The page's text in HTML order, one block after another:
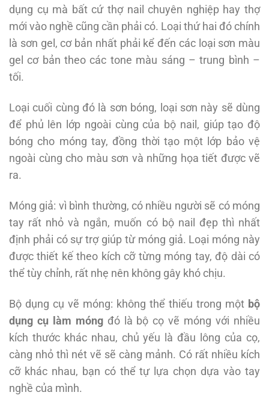
dụng cụ mà bất cứ thợ nail chuyên nghiệp hay thợ
mới vào nghề cũng cần phải có. Loại thứ hai đó chính
là sơn gel, cơ bản nhất phải kể đến các loại sơn màu
gel cơ bản theo các tone màu sáng – trung bình –
tối.
Loại cuối cùng đó là sơn bóng, loại sơn này sẽ dùng
để phủ lên lớp ngoài cùng của bộ nail, giúp tạo độ
bóng cho móng tay, đồng thời tạo một lớp bảo vệ
ngoài cùng cho màu sơn và những họa tiết được vẽ
ra.
Móng giả: vì bình thường, có nhiều người sẽ có móng
tay rất nhỏ và ngắn, muốn có bộ nail đẹp thì nhất
định phải có sự trợ giúp từ móng giả. Loại móng này
được thiết kế theo kích cỡ từng móng tay, độ dài có
thể tùy chỉnh, rất nhẹ nên không gây khó chịu.
Bộ dụng cụ vẽ móng: không thể thiếu trong một bộ
dụng cụ làm móngđó là bộ cọ vẽ móng với nhiều
kích thước khác nhau, chủ yếu là đầu lông của cọ,
càng nhỏ thì nét vẽ sẽ càng mảnh. Có rất nhiều kích
cỡ khác nhau, bạn có thể tự lựa chọn dựa vào tay
nghề của mình.